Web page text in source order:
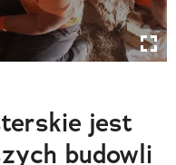
jest
budowli